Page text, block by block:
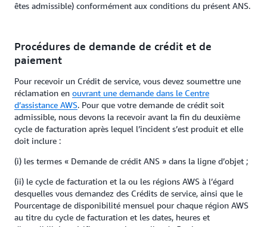
êtes admissible) conformément aux conditions du présent ANS.
Procédures de demande de crédit et de
paiement
Pour recevoir un Crédit de service, vous devez soumettre une
réclamation en ouvrant une demande dans le Centre
d’assistance AWS. Pour que votre demande de crédit soit
admissible, nous devons la recevoir avant la fin du deuxième
cycle de facturation après lequel l’incident s’est produit et elle
doit inclure :
(i) les termes « Demande de crédit ANS » dans la ligne d’objet ;
(ii) le cycle de facturation et la ou les régions AWS à l’égard
desquelles vous demandez des Crédits de service, ainsi que le
Pourcentage de disponibilité mensuel pour chaque région AWS
au titre du cycle de facturation et les dates, heures et